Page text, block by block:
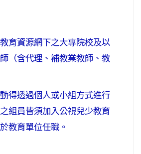
教育資源網下之大專院校及以
（含代理、補教業教師、教
動得透過個人或小組方式進行
組員皆須加入公視兒少教育
教育單位任職。